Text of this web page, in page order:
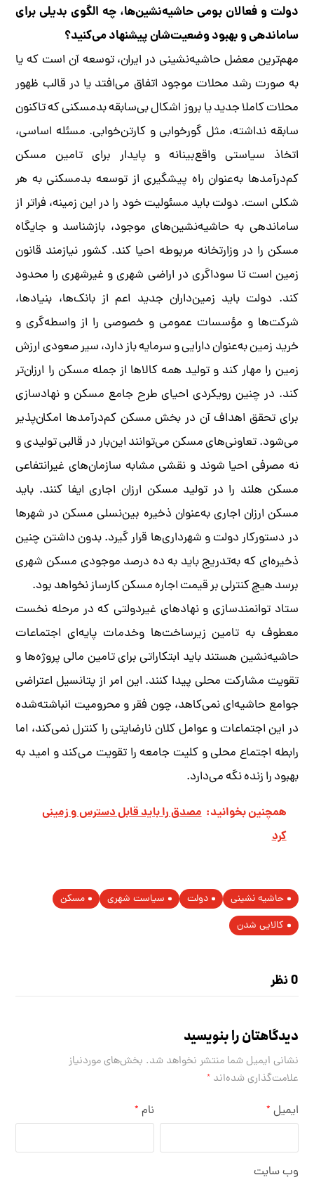
دولت و فعالان بومی حاشیه‌نشین‌ها، چه الگوی بدیلی برای
ساماندهی و بهبود وضعیت‌شان پیشنهاد می‌کنید؟
مهم‌ترین معضل حاشیه‌نشینی در ایران، توسعه آن است که یا
به صورت رشد محلات موجود اتفاق می‌افتد یا در قالب ظهور
محلات کاملا جدید یا بروز اشکال بی‌سابقه بدمسکنی که تاکنون
سابقه نداشته، مثل گورخوابی و کارتن‌خوابی. مسئله‌ اساسی،
اتخاذ سیاستی واقع‌بینانه و پایدار برای تامین مسکن‌
کم‌درآمدها به‌عنوان راه پیشگیری از توسعه بدمسکنی به هر
شکلی است. دولت باید مسئولیت خود را در این زمینه، فراتر از
ساماندهی به حاشیه‌نشین‌های موجود، بازشناسد و جایگاه
مسکن را در وزارتخانه مربوطه احیا کند. کشور نیازمند قانون
زمین است تا سوداگری در اراضی شهری و غیرشهری را محدود
کند. دولت باید زمین‌داران جدید اعم از بانک‌ها، بنیادها،
شرکت‌ها و مؤسسات عمومی و خصوصی را از واسطه‌گری و
خرید زمین به‌عنوان دارایی و سرمایه باز دارد، سیر صعودی ارزش
زمین را مهار کند و تولید همه کالاها از جمله مسکن را ارزان‌تر
کند. در چنین رویکردی احیای طرح جامع مسکن و نهادسازی
برای تحقق اهداف آن در بخش مسکن کم‌درآمدها امکان‌پذیر
می‌شود. تعاونی‌های مسکن می‌توانند این‌بار در قالبی تولیدی و
نه مصرفی احیا شوند و نقشی مشابه سازمان‌های غیرانتفاعی
مسکن هلند را در تولید مسکن ارزان اجاری ایفا کنند. باید
مسکن ارزان اجاری به‌عنوان ذخیره بین‌نسلی مسکن در شهرها
در دستورکار دولت و شهرداری‌ها قرار گیرد. بدون داشتن چنین
ذخیره‌ای که به‌تدریج باید به ده درصد موجودی مسکن شهری
برسد هیچ کنترلی بر قیمت اجاره مسکن کارساز نخواهد بود.
ستاد توانمندسازی و نهادهای غیردولتی که در مرحله نخست
معطوف به تامین زیرساخت‌ها وخدمات پایه‌ای اجتماعات
حاشیه‌نشین هستند باید ابتکاراتی برای تامین مالی پروژه‌ها و
تقویت مشارکت محلی پیدا کنند. این امر از پتانسیل اعتراضی
جوامع حاشیه‌ای نمی‌کاهد، چون فقر و محرومیت انباشته‌شده
در این اجتماعات و عوامل کلان نارضایتی را کنترل نمی‌کند، اما
رابطه اجتماع محلی و کلیت جامعه را تقویت می‌کند و امید به
بهبود را زنده نگه‌ می‌دارد.
همچنین بخوانید: مصدق را باید قابل دسترس و زمینی
کرد
حاشیه نشینی دولت سیاست شهری
مسکن
کالایی شدن
0 نظر
دیدگاهتان را بنویسید
نشانی ایمیل شما منتشر نخواهد شد. بخش‌های موردنیاز
علامت‌گذاری شده‌اند*
نام * ایمیل *
وب‌ سایت